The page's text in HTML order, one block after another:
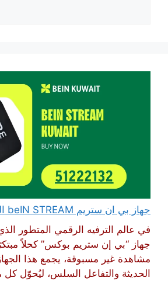
جهاز بي ان ستريم beIN STREAM الكويت مع اشتراك
في عالم الترفيه الرقمي المتطور
جهاز “بي إن ستريم بوكس” كحلاً
مشاهدة غير مسبوقة، يجمع هذا الجهاز
الحديثة والتفاعل السلس، ليُحوّل كل